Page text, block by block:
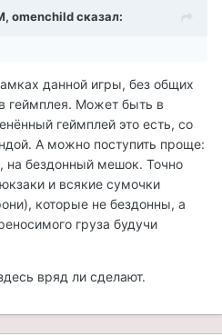
omenchild сказал:
данной игры, без общих
геймплея. Может быть в
геймплей это есть, со
А можно поступить проще:
на бездонный мешок. Точно
и всякие сумочки
которые не бездонны, а
груза будучи
вряд ли сделают.